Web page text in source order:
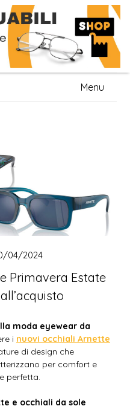
Menu
Primavera Estate
04/2024
moda eyewear da
i nuovi occhiali Arnette
di design che
per comfort e
perfetta.
e occhiali da sole